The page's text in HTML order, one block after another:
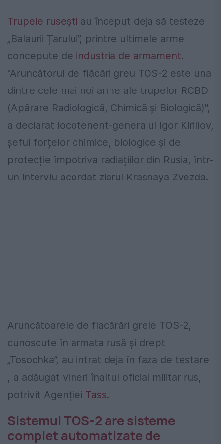
Trupele rusești au început deja să testeze
„Balaurii Țarului”, printre ultimele arme
concepute de industria de armament.
"Aruncătorul de flăcări greu TOS-2 este una
dintre cele mai noi arme ale trupelor RCBD
(Apărare Radiologică, Chimică și Biologică)",
a declarat locotenent-generalul Igor Kirillov,
șeful forțelor chimice, biologice și de
protecție împotriva radiațiilor din Rusia, într-
un interviu acordat ziarul Krasnaya Zvezda.
Aruncătoarele de flacărări grele TOS-2,
cunoscute în armata rusă și drept
„Tosochka”, au intrat deja în faza de testare
, a adăugat vineri înaltul oficial militar rus,
potrivit Agenției Tass.
Sistemul TOS-2 are sisteme
complet automatizate de